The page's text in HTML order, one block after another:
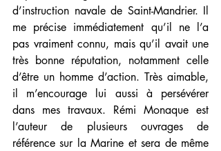
d’instruction navale de Saint-Mandrier. Il
me précise immédiatement qu’il ne l’a
pas vraiment connu, mais qu’il avait une
très bonne réputation, notamment celle
d’être un homme d’action. Très aimable,
il m’encourage lui aussi à persévérer
dans mes travaux. Rémi Monaque est
l’auteur de plusieurs ouvrages de
référence sur la Marine et sera de même